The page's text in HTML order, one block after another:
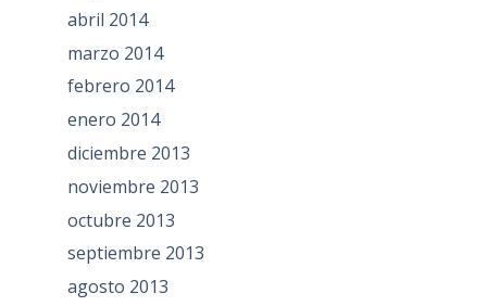
abril 2014
marzo 2014
febrero 2014
enero 2014
diciembre 2013
noviembre 2013
octubre 2013
septiembre 2013
agosto 2013